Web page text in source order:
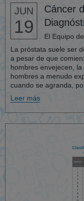
JUN
19
Cáncer
El Equipo
La próstata suele ser
a pesar de que
hombres envejecen,
hombres a menudo
cuando se agranda,
Leer más